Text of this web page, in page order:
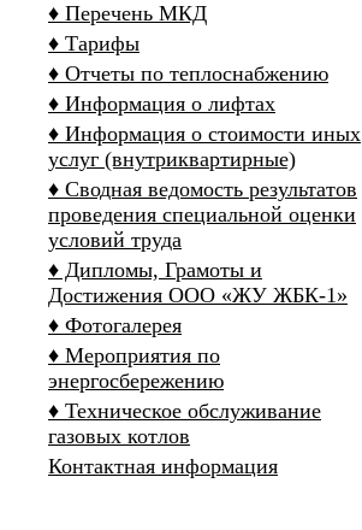
♦ Перечень МКД
♦ Тарифы
♦ Отчеты по теплоснабжению
♦ Информация о лифтах
♦ Информация о стоимости иных
услуг (внутриквартирные)
♦ Сводная ведомость результатов
проведения специальной оценки
условий труда
♦ Дипломы, Грамоты и
Достижения ООО «ЖУ ЖБК-1»
♦ Фотогалерея
♦ Мероприятия по
энергосбережению
♦ Техническое обслуживание
газовых котлов
Контактная информация